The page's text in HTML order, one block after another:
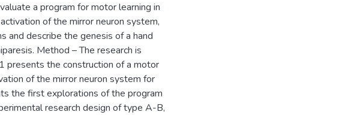
a program for motor learning in
of the mirror neuron system,
and describe the genesis of a hand
Method – The research is
presents the construction of a motor
of the mirror neuron system for
the first explorations of the program
research design of type A-B,